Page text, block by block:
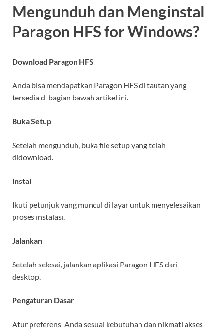
Mengunduh dan Menginstal
Paragon HFS for Windows?
Download Paragon HFS
Anda bisa mendapatkan Paragon HFS di tautan yang
tersedia di bagian bawah artikel ini.
Buka Setup
Setelah mengunduh, buka file setup yang telah
didownload.
Instal
Ikuti petunjuk yang muncul di layar untuk menyelesaikan
proses instalasi.
Jalankan
Setelah selesai, jalankan aplikasi Paragon HFS dari
desktop.
Pengaturan Dasar
Atur preferensi Anda sesuai kebutuhan dan nikmati akses